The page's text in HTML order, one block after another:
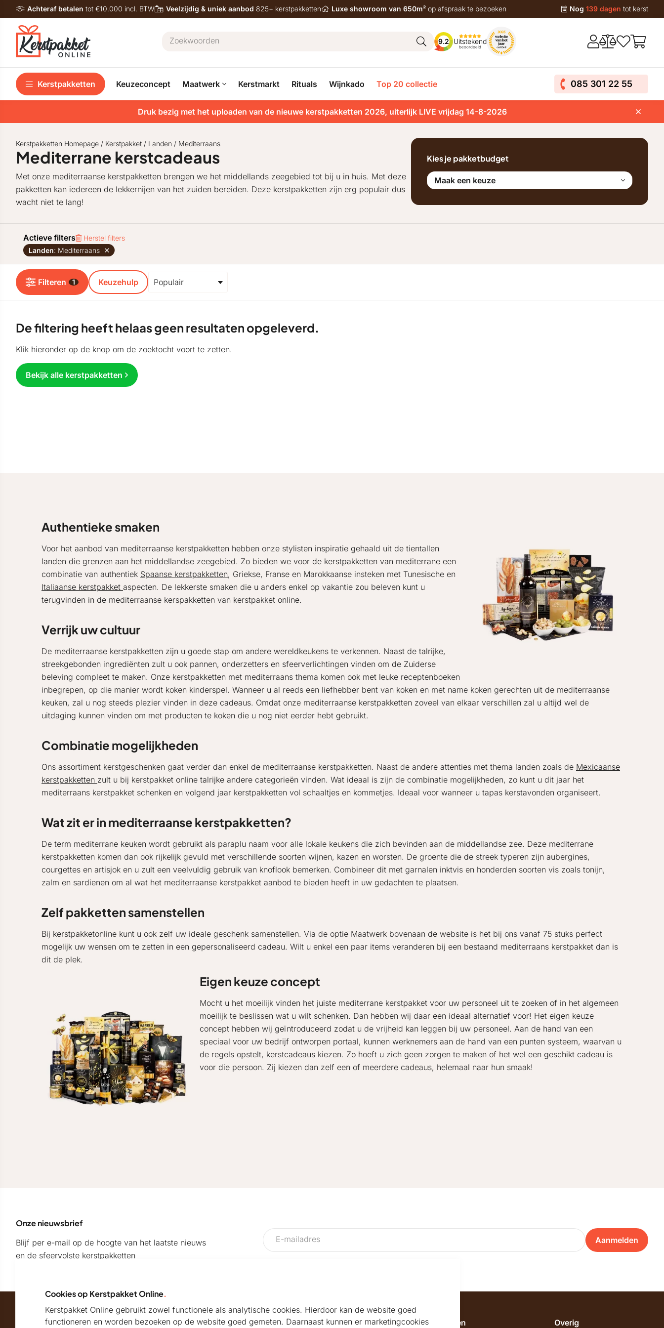
Achteraf betalen tot €10.000 incl. BTW Veelzijdig & uniek aanbod 825+ kerstpakketten Luxe showroom van 650m² op afspraak te bezoeken Nog 139 dagen tot kerst
9.2 Uitstekend
beoordeeld
Kerstpakketten Keuzeconcept Maatwerk Kerstmarkt Rituals Wijnkado Top 20 collectie 085 301 22 55
Druk bezig met het uploaden van de nieuwe kerstpakketten 2026, uiterlijk LIVE vrijdag 14-8-2026
Kerstpakketten Homepage / Kerstpakket / Landen / Mediterraans
Mediterrane kerstcadeaus
Met onze mediterraanse kerstpakketten brengen we het middellands zeegebied tot bij u in huis. Met deze
pakketten kan iedereen de lekkernijen van het zuiden bereiden. Deze kerstpakketten zijn erg populair dus
wacht niet te lang!
Kies je pakketbudget
Maak een keuze
Actieve filters
Herstel filters
Landen: Mediterraans
Filteren 1 Keuzehulp
De filtering heeft helaas geen resultaten opgeleverd.
Klik hieronder op de knop om de zoektocht voort te zetten.
Bekijk alle kerstpakketten
Authentieke smaken
Voor het aanbod van mediterraanse kerstpakketten hebben onze stylisten inspiratie gehaald uit de tientallen
landen die grenzen aan het middellandse zeegebied. Zo bieden we voor de kerstpakketten van mediterrane een
combinatie van authentiek Spaanse kerstpakketten, Griekse, Franse en Marokkaanse insteken met Tunesische en
Italiaanse kerstpakket aspecten. De lekkerste smaken die u anders enkel op vakantie zou beleven kunt u
terugvinden in de mediterraanse kerspakketten van kerstpakket online.
Verrijk uw cultuur
De mediterraanse kerstpakketten zijn u goede stap om andere wereldkeukens te verkennen. Naast de talrijke,
streekgebonden ingrediënten zult u ook pannen, onderzetters en sfeerverlichtingen vinden om de Zuiderse
beleving compleet te maken. Onze kerstpakketten met mediterraans thema komen ook met leuke receptenboeken
inbegrepen, op die manier wordt koken kinderspel. Wanneer u al reeds een liefhebber bent van koken en met name koken gerechten uit de mediterraanse
keuken, zal u nog steeds plezier vinden in deze cadeaus. Omdat onze mediterraanse kerstpakketten zoveel van elkaar verschillen zal u altijd wel de
uitdaging kunnen vinden om met producten te koken die u nog niet eerder hebt gebruikt.
Combinatie mogelijkheden
Ons assortiment kerstgeschenken gaat verder dan enkel de mediterraanse kerstpakketten. Naast de andere attenties met thema landen zoals de Mexicaanse
kerstpakketten zult u bij kerstpakket online talrijke andere categorieën vinden. Wat ideaal is zijn de combinatie mogelijkheden, zo kunt u dit jaar het
mediterraans kerstpakket schenken en volgend jaar kerstpakketten vol schaaltjes en kommetjes. Ideaal voor wanneer u tapas kerstavonden organiseert.
Wat zit er in mediterraanse kerstpakketten?
De term mediterrane keuken wordt gebruikt als paraplu naam voor alle lokale keukens die zich bevinden aan de middellandse zee. Deze mediterrane
kerstpakketten komen dan ook rijkelijk gevuld met verschillende soorten wijnen, kazen en worsten. De groente die de streek typeren zijn aubergines,
courgettes en artisjok en u zult een veelvuldig gebruik van knoflook bemerken. Combineer dit met garnalen inktvis en honderden soorten vis zoals tonijn,
zalm en sardienen om al wat het mediterraanse kerstpakket aanbod te bieden heeft in uw gedachten te plaatsen.
Zelf pakketten samenstellen
Bij kerstpakketonline kunt u ook zelf uw ideale geschenk samenstellen. Via de optie Maatwerk bovenaan de website is het bij ons vanaf 75 stuks perfect
mogelijk uw wensen om te zetten in een gepersonaliseerd cadeau. Wilt u enkel een paar items veranderen bij een bestaand mediterraans kerstpakket dan is
dit de plek.
Eigen keuze concept
Mocht u het moeilijk vinden het juiste mediterrane kerstpakket voor uw personeel uit te zoeken of in het algemeen
moeilijk te beslissen wat u wilt schenken. Dan hebben wij daar een ideaal alternatief voor! Het eigen keuze
concept hebben wij geïntroduceerd zodat u de vrijheid kan leggen bij uw personeel. Aan de hand van een
speciaal voor uw bedrijf ontworpen portaal, kunnen werknemers aan de hand van een punten systeem, waarvan u
de regels opstelt, kerstcadeaus kiezen. Zo hoeft u zich geen zorgen te maken of het wel een geschikt cadeau is
voor die persoon. Zij kiezen dan zelf een of meerdere cadeaus, helemaal naar hun smaak!
Onze nieuwsbrief
Blijf per e-mail op de hoogte van het laatste nieuws
en de sfeervolste kerstpakketten
Aanmelden
Maatschappelijk partner van Helpdesk Algemeen Overig
Cookies op Kerstpakket Online.
Kerstpakket Online gebruikt zowel functionele als analytische cookies. Hierdoor kan de website goed
functioneren en worden bezoeken op de website goed gemeten. Daarnaast kunnen er marketingcookies